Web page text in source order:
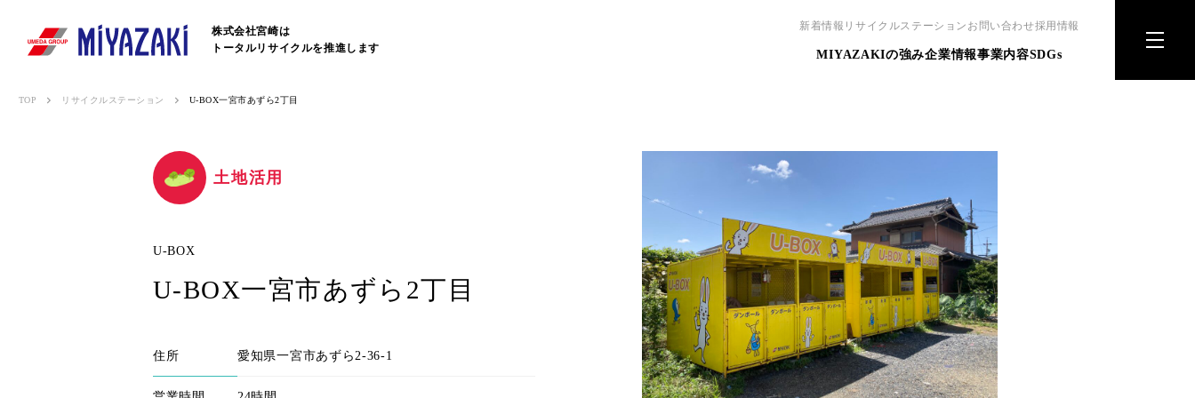
株式会社宮崎は
トータルリサイクルを推進します
新着情報 リサイクルステーション お問い合わせ採用情報
MIYAZAKIの強み企業情報事業内容SDGs
TOP リサイクルステーション U-BOX一宮市あずら2丁目
土地活用
U-BOX
U-BOX一宮市あずら2丁目
住所 愛知県一宮市あずら2-36-1